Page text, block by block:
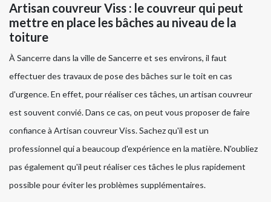
Artisan couvreur Viss : le couvreur qui peut
mettre en place les bâches au niveau de la
toiture
À Sancerre dans la ville de Sancerre et ses environs, il faut
effectuer des travaux de pose des bâches sur le toit en cas
d'urgence. En effet, pour réaliser ces tâches, un artisan couvreur
est souvent convié. Dans ce cas, on peut vous proposer de faire
confiance à Artisan couvreur Viss. Sachez qu'il est un
professionnel qui a beaucoup d'expérience en la matière. N'oubliez
pas également qu'il peut réaliser ces tâches le plus rapidement
possible pour éviter les problèmes supplémentaires.